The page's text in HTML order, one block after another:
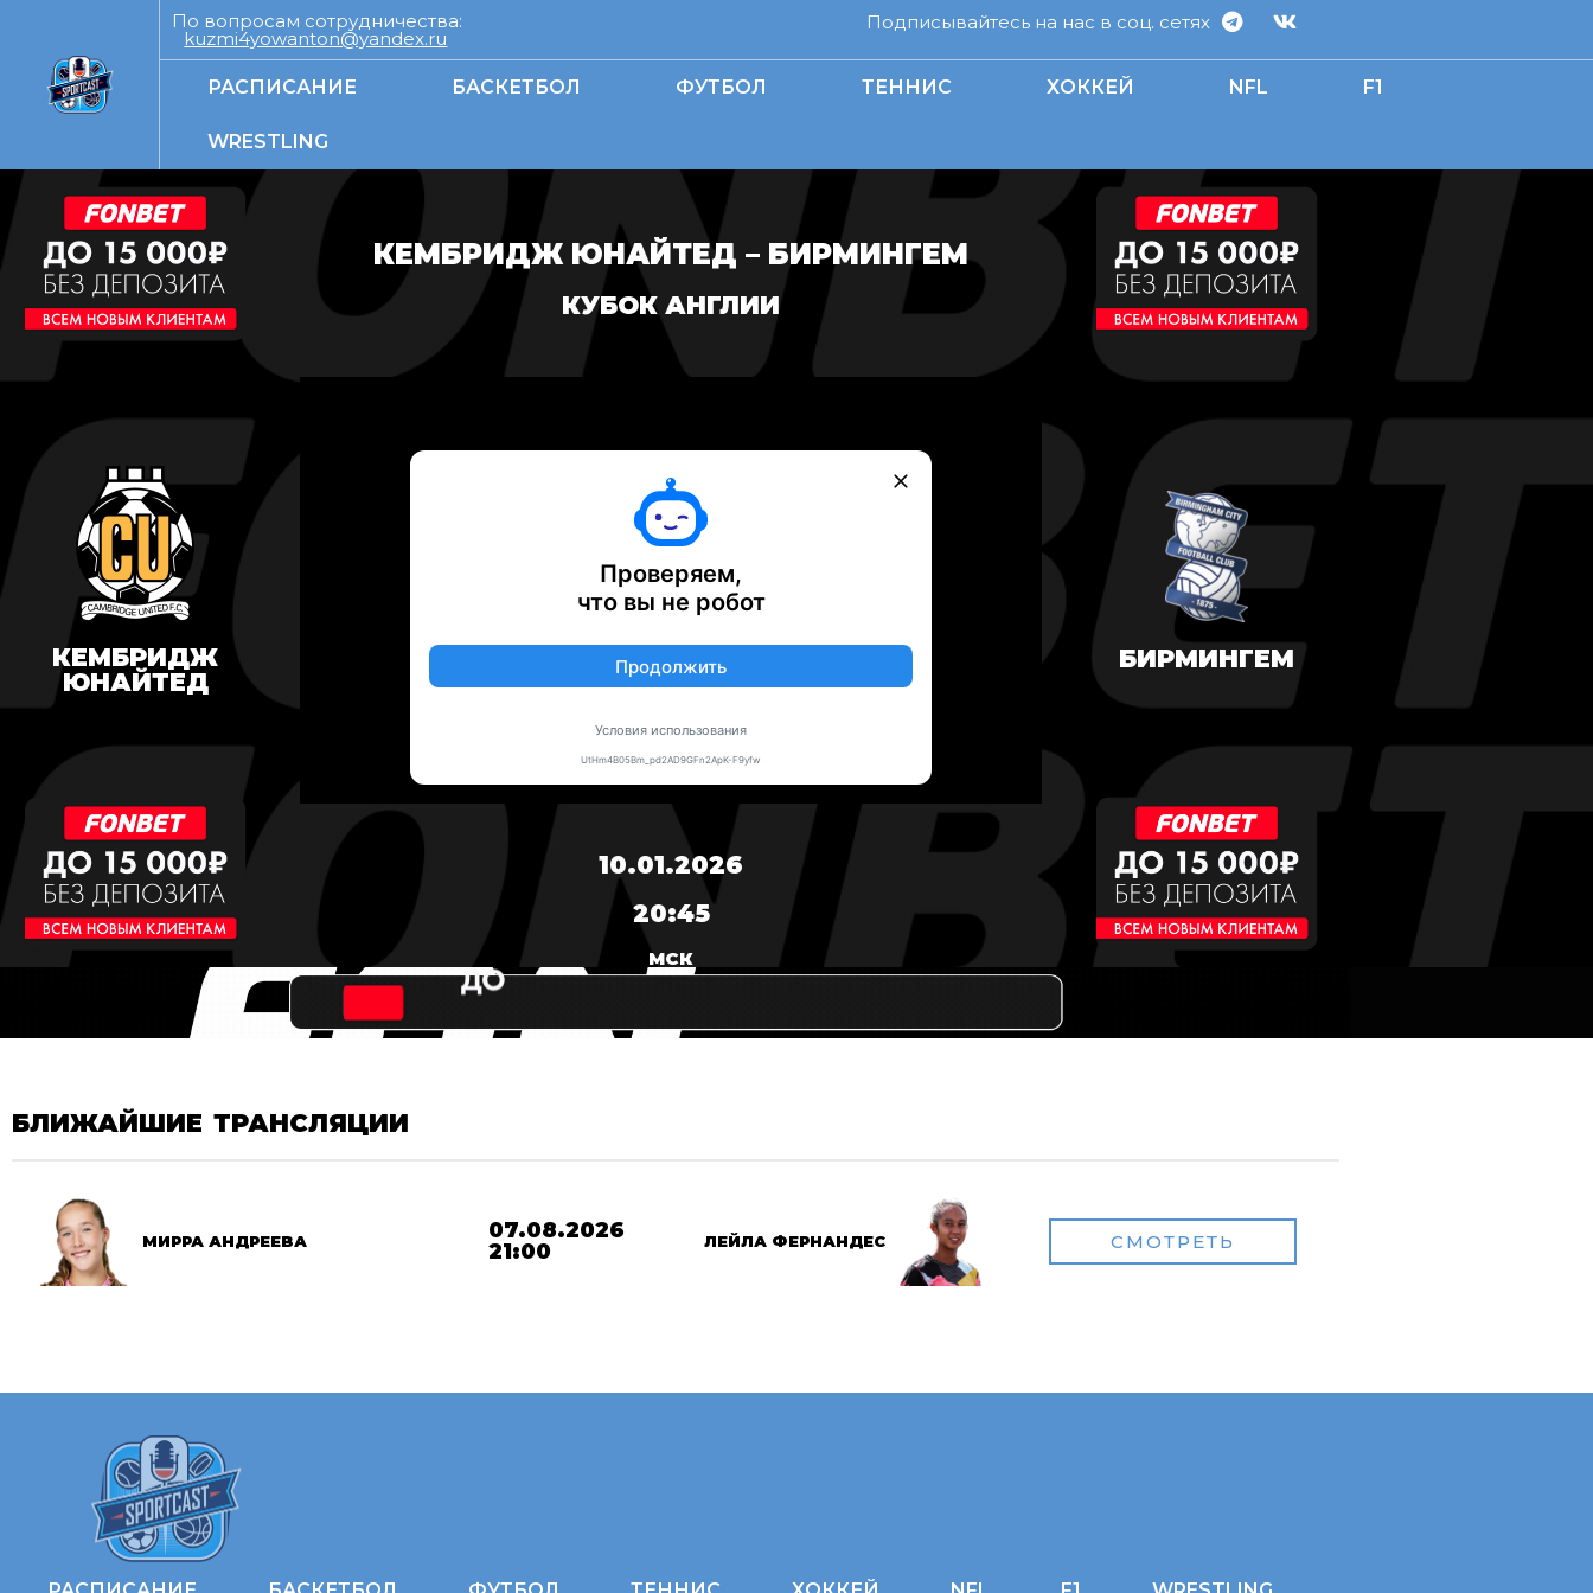
По вопросам сотрудничества:
kuzmi4yowanton@yandex.ru
Подписывайтесь на нас в соц. сетях
РАСПИСАНИЕ БАСКЕТБОЛ ФУТБОЛ ТЕННИС ХОККЕЙ NFL F1
WRESTLING
КЕМБРИДЖ
ЮНАЙТЕД
КЕМБРИДЖ ЮНАЙТЕД – БИРМИНГЕМ
КУБОК АНГЛИИ
10.01.2026
20:45
МСК
БИРМИНГЕМ
БЛИЖАЙШИЕ ТРАНСЛЯЦИИ
МИРРА АНДРЕЕВА
07.08.2026
21:00
ЛЕЙЛА ФЕРНАНДЕС СМОТРЕТЬ